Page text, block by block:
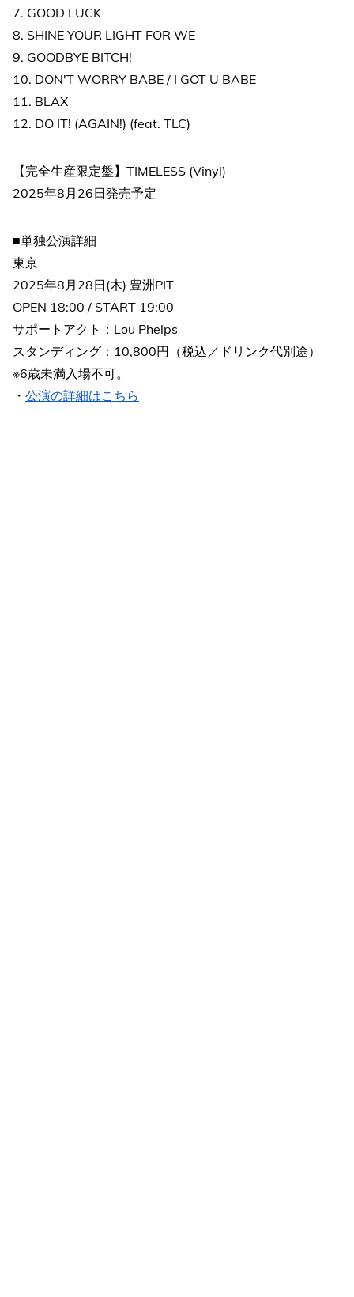
7. GOOD LUCK
8. SHINE YOUR LIGHT FOR WE
9. GOODBYE BITCH!
10. DON'T WORRY BABE / I GOT U BABE
11. BLAX
12. DO IT! (AGAIN!) (feat. TLC)
【完全生産限定盤】TIMELESS (Vinyl)
2025年8月26日発売予定
■単独公演詳細
東京
2025年8月28日(木) 豊洲PIT
OPEN 18:00 / START 19:00
サポートアクト：Lou Phelps
スタンディング：10,800円（税込／ドリンク代別途）
※6歳未満入場不可。
・ 公演の詳細はこちら